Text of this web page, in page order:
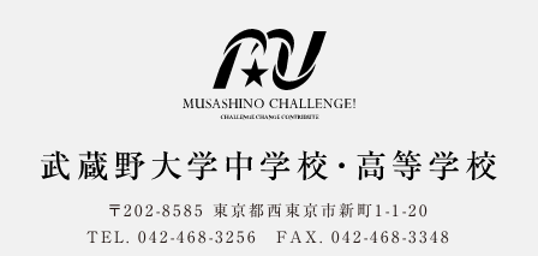
〒202-8585 東京都西東京市新町1-1-20
TEL. 042-468-3256 FAX. 042-468-3348